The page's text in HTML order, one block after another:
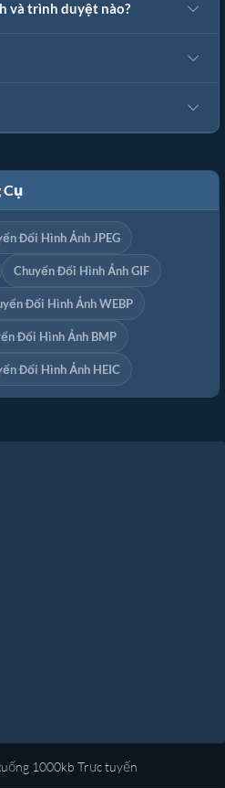
và trình duyệt nào?
Cụ
Đổi Hình Ảnh JPEG
Chuyển Đổi Hình Ảnh GIF
Đổi Hình Ảnh WEBP
Đổi Hình Ảnh BMP
Đổi Hình Ảnh HEIC
1000kb Trực tuyến